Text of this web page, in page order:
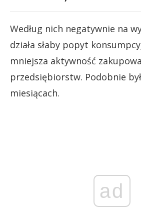
Według nich negatywnie na
działa słaby popyt
mniejsza aktywność zakupowa
przedsiębiorstw. Podobnie
miesiącach.
ad